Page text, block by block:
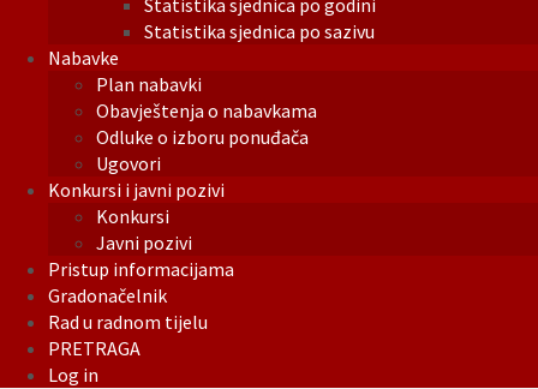
Statistika sjednica po godini
Statistika sjednica po sazivu
Nabavke
Plan nabavki
Obavještenja o nabavkama
Odluke o izboru ponuđača
Ugovori
Konkursi i javni pozivi
Konkursi
Javni pozivi
Pristup informacijama
Gradonačelnik
Rad u radnom tijelu
PRETRAGA
Log in